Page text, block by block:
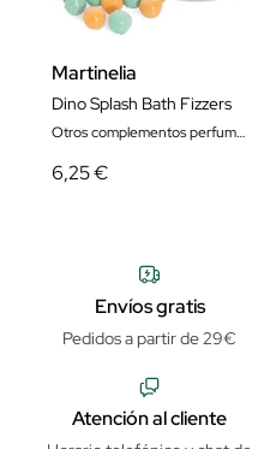
Martinelia
Dino Splash Bath Fizzers
Otros complementos perfumes unisex
6,25 €
Envíos gratis
Pedidos a partir de 29€
Atención al cliente